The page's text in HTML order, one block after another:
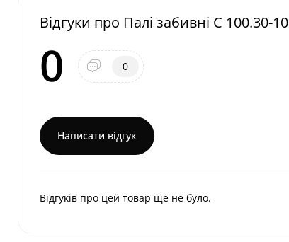
Відгуки про Палі забивні С 100.30-10
0 0
Написати відгук
Відгуків про цей товар ще не було.